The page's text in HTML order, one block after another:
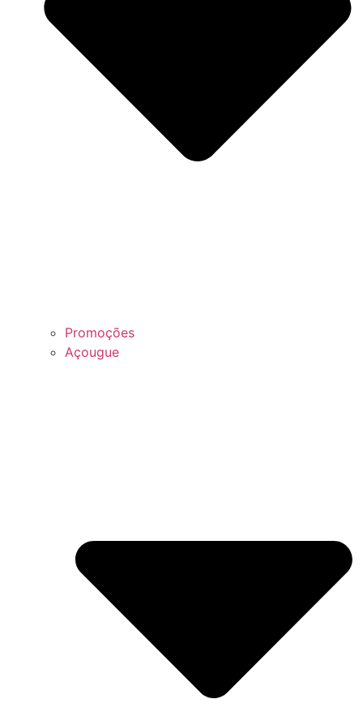
Promoções
Açougue